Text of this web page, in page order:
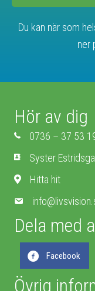
Du kan när som
ner
Hör av dig
0736 – 37 53
Syster
Hitta hit
Dela med
Facebook
Övrig